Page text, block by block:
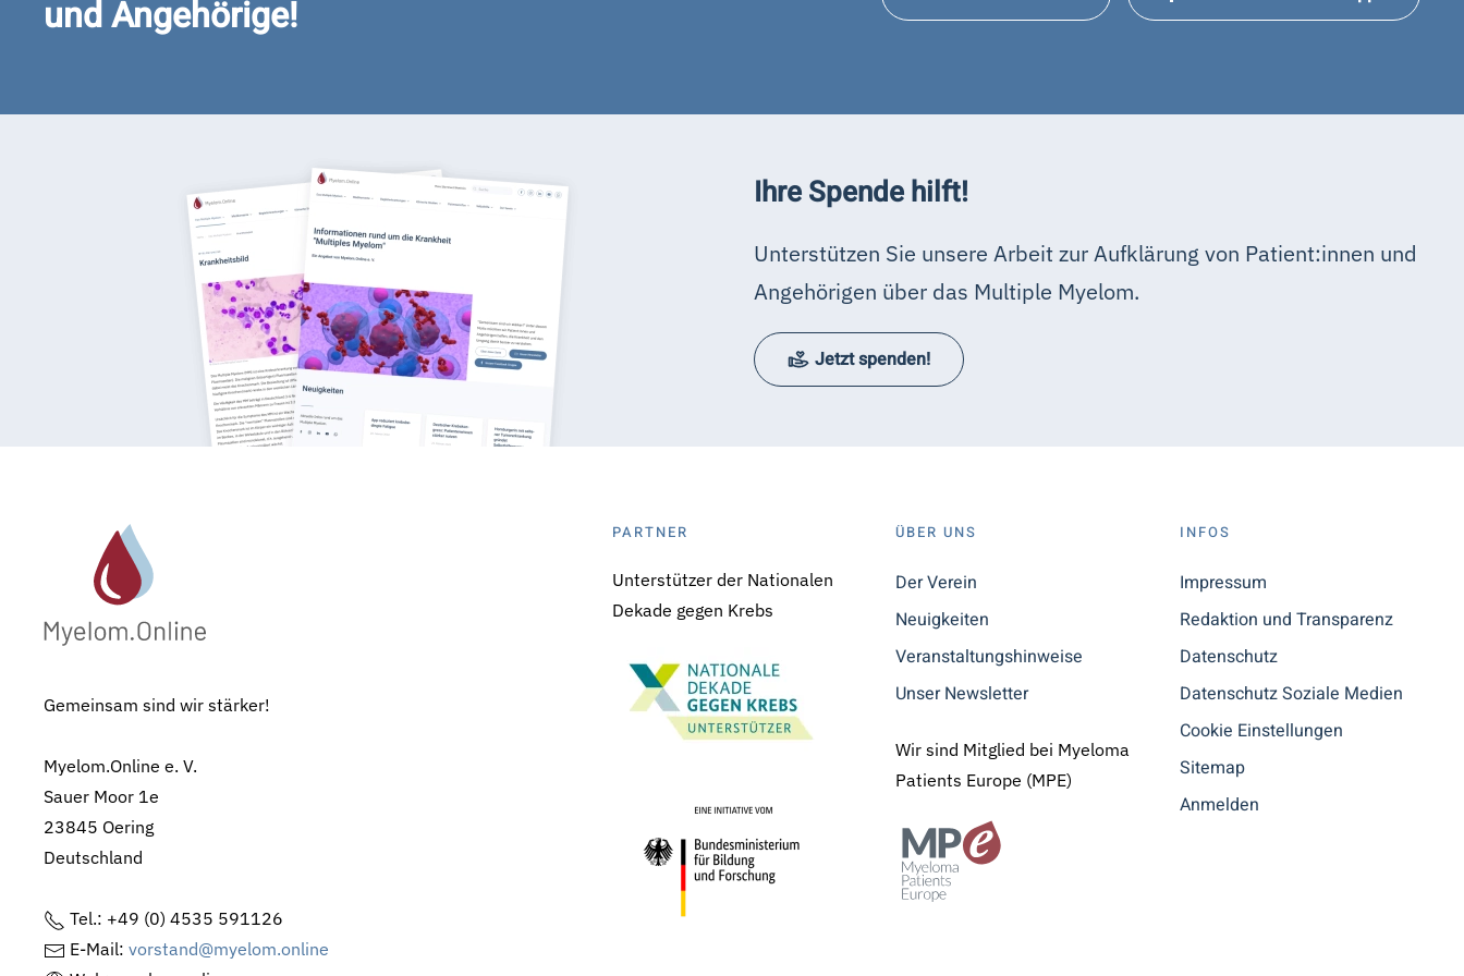
und Angehörige!
Ihre Spende hilft!
Unterstützen Sie unsere Arbeit zur Aufklärung von Patient:innen und
Angehörigen über das Multiple Myelom.
Jetzt spenden!
Gemeinsam sind wir stärker!
Myelom.Online e. V.
Sauer Moor 1e
23845 Oering
Deutschland
Tel.: +49 (0) 4535 591126
E-Mail: vorstand@myelom.online
PARTNER
Unterstützer der Nationalen
Dekade gegen Krebs
ÜBER UNS
Der Verein
Neuigkeiten
Veranstaltungshinweise
Unser Newsletter
Wir sind Mitglied bei Myeloma
Patients Europe (MPE)
INFOS
Impressum
Redaktion und Transparenz
Datenschutz
Datenschutz Soziale Medien
Cookie Einstellungen
Sitemap
Anmelden